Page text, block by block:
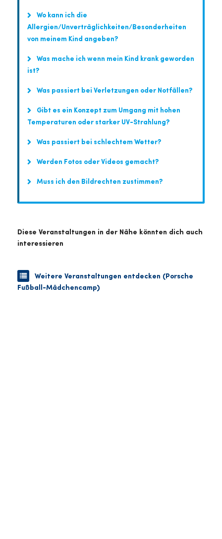
Wo kann ich die
Allergien/Unverträglichkeiten/Besonderheiten
von meinem Kind angeben?
Was mache ich wenn mein Kind krank geworden
ist?
Was passiert bei Verletzungen oder Notfällen?
Gibt es ein Konzept zum Umgang mit hohen
Temperaturen oder starker UV-Strahlung?
Was passiert bei schlechtem Wetter?
Werden Fotos oder Videos gemacht?
Muss ich den Bildrechten zustimmen?
Diese Veranstaltungen in der Nähe könnten dich auch
interessieren
Weitere Veranstaltungen entdecken (Porsche
Fußball-Mädchencamp)